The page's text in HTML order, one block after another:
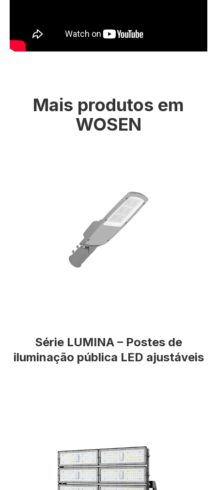
Mais produtos em
WOSEN
Série LUMINA – Postes de
iluminação pública LED ajustáveis